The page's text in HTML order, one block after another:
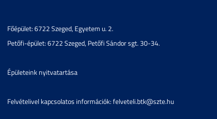
Főépület: 6722 Szeged, Egyetem u. 2.
Petőfi-épület: 6722 Szeged, Petőfi Sándor sgt. 30-34.
Épületeink nyitvatartása
Felvételivel kapcsolatos információk: felveteli.btk@szte.hu